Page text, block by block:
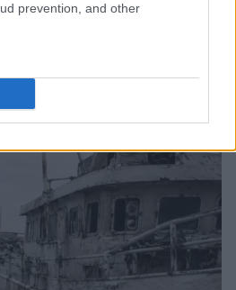
prevention, and other
che ha rubato 1600